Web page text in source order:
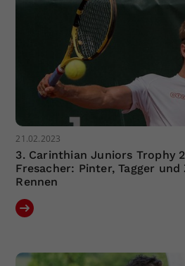
21.02.2023
3. Carinthian Juniors Trophy
Fresacher: Pinter, Tagger
Rennen